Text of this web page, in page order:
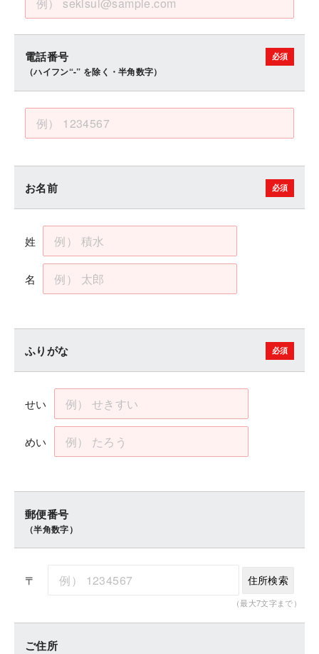
電話番号
（ハイフン“-” を除く・半角数字）
お名前
姓
名
ふりがな
せい
めい
郵便番号
（半角数字）
〒
（最大7文字まで）
住所検索
ご住所